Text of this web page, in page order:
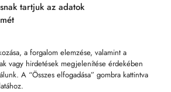
tartjuk az adatok
a forgalom elemzése, valamint a
vagy hirdetések megjelenítése érdekében
A “Összes elfogadása” gombra kattintva